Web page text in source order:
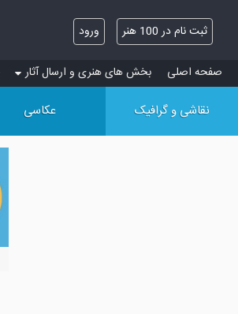
ثبت نام در 100 هنر ورود
صفحه اصلی بخش های هنری و ارسال آثار
نقاشی و گرافیک عکاسی